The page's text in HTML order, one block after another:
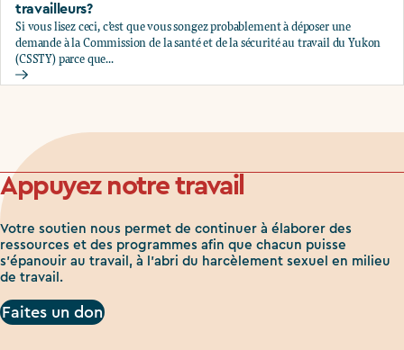
travailleurs?
Si vous lisez ceci, c’est que vous songez probablement à déposer une
demande à la Commission de la santé et de la sécurité au travail du Yukon
(CSSTY) parce que...
Devriez-vous présenter une demande d'indemnisation des
Appuyez notre travail
Votre soutien nous permet de continuer à élaborer des
ressources et des programmes afin que chacun puisse
s'épanouir au travail, à l'abri du harcèlement sexuel en milieu
de travail.
Faites un don